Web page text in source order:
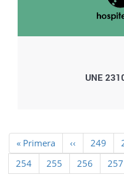
UNE
Paginación
Primera
página
« Primera
Página
anterior
‹‹ Page
249
Page
254 Page
255 Page
256 Page
257